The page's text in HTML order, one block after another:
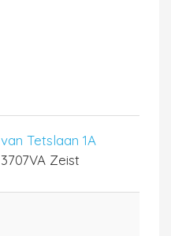
van Tetslaan 1A
3707VA Zeist